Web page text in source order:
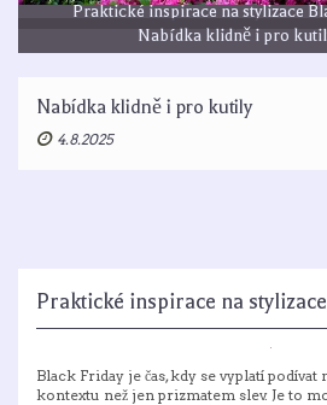
Praktické inspirace na stylizace
Nabídka klidně i pro
Nabídka klidně i pro kutily
4.8.2025
Praktické inspirace na
Black Friday je čas, kdy se vyplatí podívat
kontextu než jen prizmatem slev. Je to